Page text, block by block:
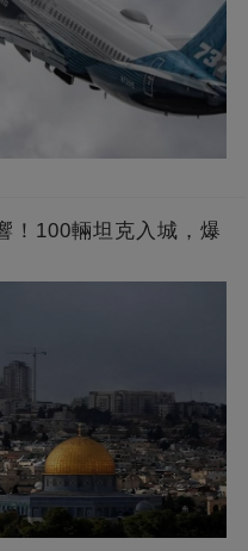
！100輛坦克入城，爆